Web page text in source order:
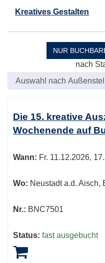
Kreatives Gestalten
NUR
nach
Tabellenüberschriften
können
sortiert
Die 15. kreative
Wochenende auf
Wann: Fr. 11.12.2026,
Wo: Neustadt a.d. Aisch,
Nr.: BNC7501
Status: fast ausgebucht